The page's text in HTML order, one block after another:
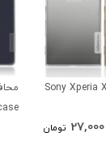
27,000 تومان